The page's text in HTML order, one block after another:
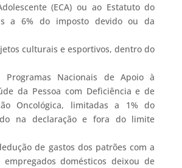
(ECA) ou ao Estatuto do
a 6% do imposto devido ou da
culturais e esportivos, dentro do
Programas Nacionais de Apoio à
da Pessoa com Deficiência e de
Oncológica, limitadas a 1% do
na declaração e fora do limite
de gastos dos patrões com a
empregados domésticos deixou de